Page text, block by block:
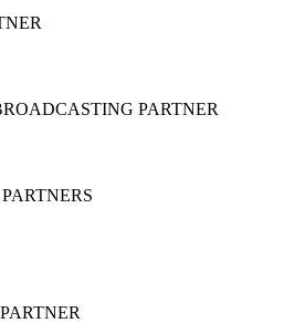
PARTNER